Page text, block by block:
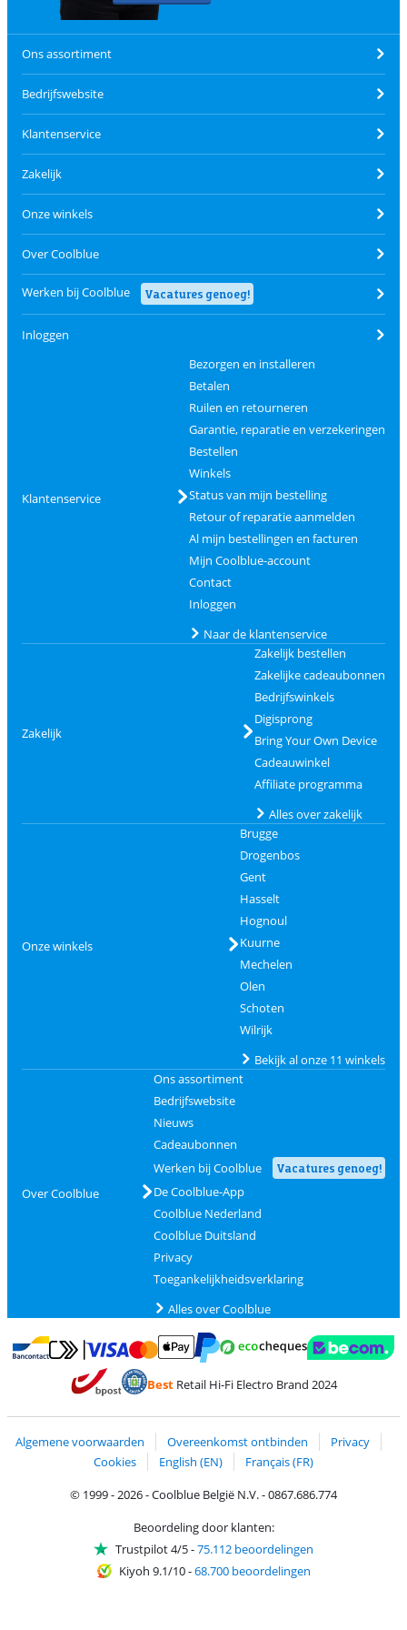
Ons assortiment
Bedrijfswebsite
Klantenservice
Zakelijk
Onze winkels
Over Coolblue
Werken bij Coolblue Vacatures genoeg!
Inloggen
Klantenservice
Bezorgen en installeren
Betalen
Ruilen en retourneren
Garantie, reparatie en verzekeringen
Bestellen
Winkels
Status van mijn bestelling
Retour of reparatie aanmelden
Al mijn bestellingen en facturen
Mijn Coolblue-account
Contact
Inloggen
Naar de klantenservice
Zakelijk
Zakelijk bestellen
Zakelijke cadeaubonnen
Bedrijfswinkels
Digisprong
Bring Your Own Device
Cadeauwinkel
Affiliate programma
Alles over zakelijk
Onze winkels
Brugge
Drogenbos
Gent
Hasselt
Hognoul
Kuurne
Mechelen
Olen
Schoten
Wilrijk
Bekijk al onze 11 winkels
Over Coolblue
Ons assortiment
Bedrijfswebsite
Nieuws
Cadeaubonnen
Werken bij Coolblue
Vacatures genoeg!
De Coolblue-App
Coolblue Nederland
Coolblue Duitsland
Privacy
Toegankelijkheidsverklaring
Alles over Coolblue
Betalen met Bancontact
Betalen met MasterCard en Visa via ClickToPay
BestRetail Hi-Fi Electro Brand 2024
Algemene voorwaarden Overeenkomst ontbinden
Privacy
Cookies
English (EN)
Français (FR)
© 1999 - 2026 - Coolblue België N.V. - 0867.686.774
Beoordeling door klanten:
Trustpilot 4/5-75.112 beoordelingen
Kiyoh 9.1/10-68.700 beoordelingen